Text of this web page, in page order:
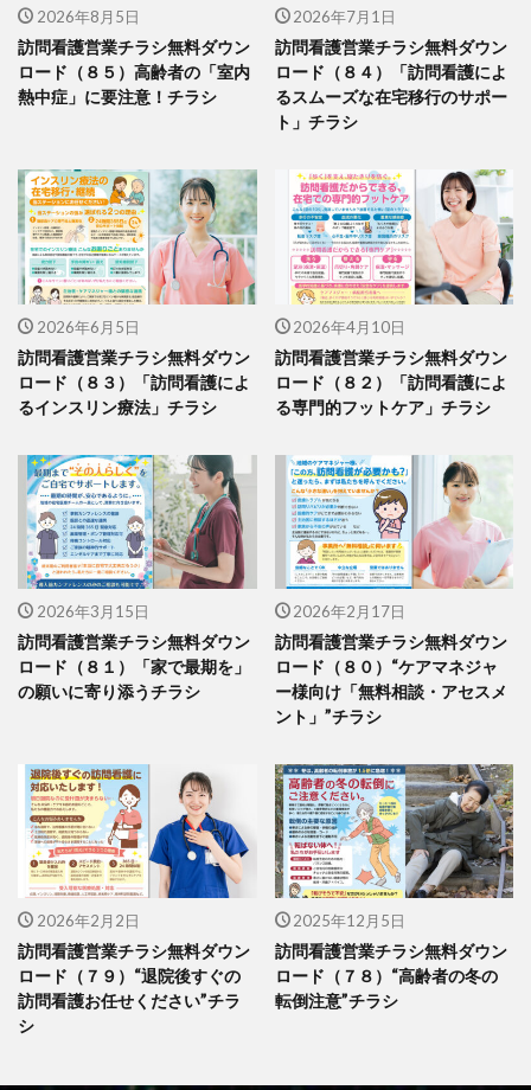
2026年8月5日
訪問看護営業チラシ無料ダウン
ロード（８５）高齢者の「室内
熱中症」に要注意！チラシ
2026年7月1日
訪問看護営業チラシ無料ダウン
ロード（８４）「訪問看護によ
るスムーズな在宅移行のサポー
ト」チラシ
2026年6月5日
訪問看護営業チラシ無料ダウン
ロード（８３）「訪問看護によ
るインスリン療法」チラシ
2026年4月10日
訪問看護営業チラシ無料ダウン
ロード（８２）「訪問看護によ
る専門的フットケア」チラシ
2026年3月15日
訪問看護営業チラシ無料ダウン
ロード（８１）「家で最期を」
の願いに寄り添うチラシ
2026年2月17日
訪問看護営業チラシ無料ダウン
ロード（８０）“ケアマネジャ
ー様向け「無料相談・アセスメ
ント」”チラシ
2026年2月2日
訪問看護営業チラシ無料ダウン
ロード（７９）“退院後すぐの
訪問看護お任せください”チラ
シ
2025年12月5日
訪問看護営業チラシ無料ダウン
ロード（７８）“高齢者の冬の
転倒注意”チラシ